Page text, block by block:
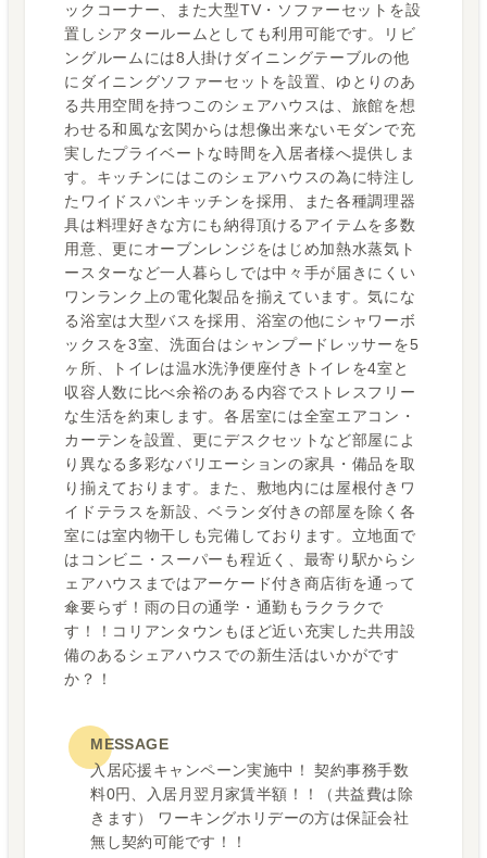
ックコーナー、また大型TV・ソファーセットを設
置しシアタールームとしても利用可能です。リビ
ングルームには8人掛けダイニングテーブルの他
にダイニングソファーセットを設置、ゆとりのあ
る共用空間を持つこのシェアハウスは、旅館を想
わせる和風な玄関からは想像出来ないモダンで充
実したプライベートな時間を入居者様へ提供しま
す。キッチンにはこのシェアハウスの為に特注し
たワイドスパンキッチンを採用、また各種調理器
具は料理好きな方にも納得頂けるアイテムを多数
用意、更にオーブンレンジをはじめ加熱水蒸気ト
ースターなど一人暮らしでは中々手が届きにくい
ワンランク上の電化製品を揃えています。気にな
る浴室は大型バスを採用、浴室の他にシャワーボ
ックスを3室、洗面台はシャンプードレッサーを5
ヶ所、トイレは温水洗浄便座付きトイレを4室と
収容人数に比べ余裕のある内容でストレスフリー
な生活を約束します。各居室には全室エアコン・
カーテンを設置、更にデスクセットなど部屋によ
り異なる多彩なバリエーションの家具・備品を取
り揃えております。また、敷地内には屋根付きワ
イドテラスを新設、ベランダ付きの部屋を除く各
室には室内物干しも完備しております。立地面で
はコンビニ・スーパーも程近く、最寄り駅からシ
ェアハウスまではアーケード付き商店街を通って
傘要らず！雨の日の通学・通勤もラクラクで
す！！コリアンタウンもほど近い充実した共用設
備のあるシェアハウスでの新生活はいかがです
か？！
MESSAGE
入居応援キャンペーン実施中！ 契約事務手数
料0円、入居月翌月家賃半額！！（共益費は除
きます） ワーキングホリデーの方は保証会社
無し契約可能です！！